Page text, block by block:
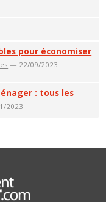
pour économiser
— 22/09/2023
: tous les
2023